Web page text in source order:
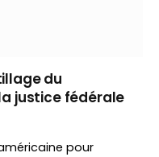
du
justice fédérale
pour